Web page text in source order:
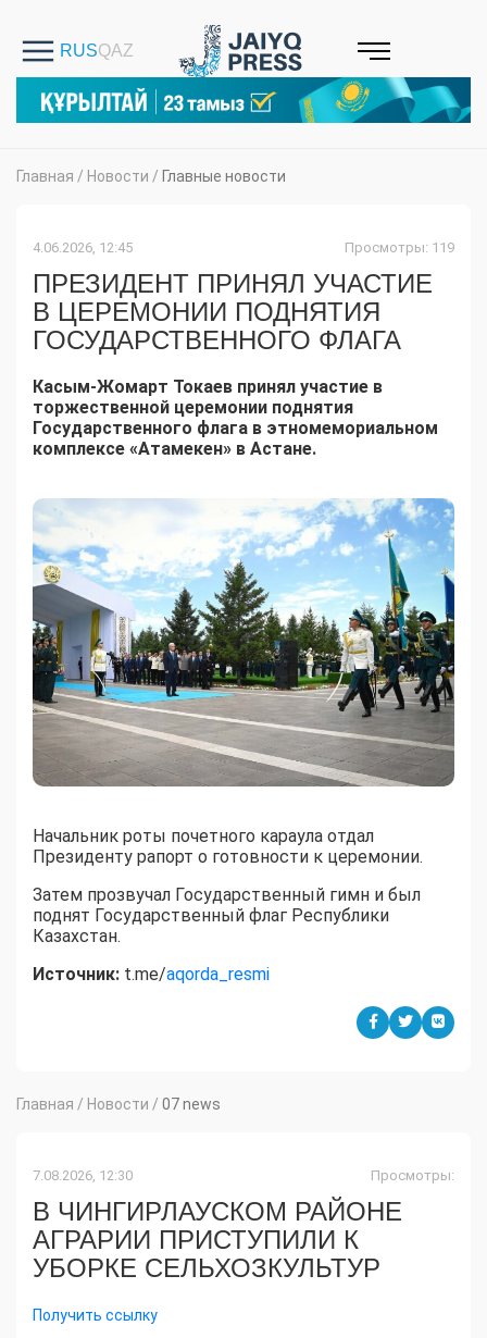
Главная / Новости / Главные новости
4.06.2026, 12:45 Просмотры: 119
ПРЕЗИДЕНТ ПРИНЯЛ УЧАСТИЕ
В ЦЕРЕМОНИИ ПОДНЯТИЯ
ГОСУДАРСТВЕННОГО ФЛАГА
Касым-Жомарт Токаев принял участие в
торжественной церемонии поднятия
Государственного флага в этномемориальном
комплексе «Атамекен» в Астане.
Начальник роты почетного караула отдал
Президенту рапорт о готовности к церемонии.
Затем прозвучал Государственный гимн и был
поднят Государственный флаг Республики
Казахстан.
Источник: t.me/aqorda_resmi
Главная / Новости / 07 news
7.08.2026, 12:30 Просмотры:
В ЧИНГИРЛАУСКОМ РАЙОНЕ
АГРАРИИ ПРИСТУПИЛИ К
УБОРКЕ СЕЛЬХОЗКУЛЬТУР
Получить ссылку